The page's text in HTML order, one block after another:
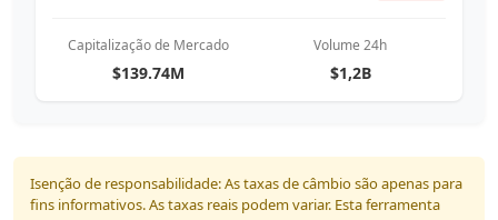
Capitalização de Mercado
$139.74M
Volume 24h
$1,2B
Isenção de responsabilidade: As taxas de câmbio são apenas para
fins informativos. As taxas reais podem variar. Esta ferramenta